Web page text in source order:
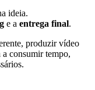
ideia.
e a entrega final.
produzir vídeo
a consumir tempo,